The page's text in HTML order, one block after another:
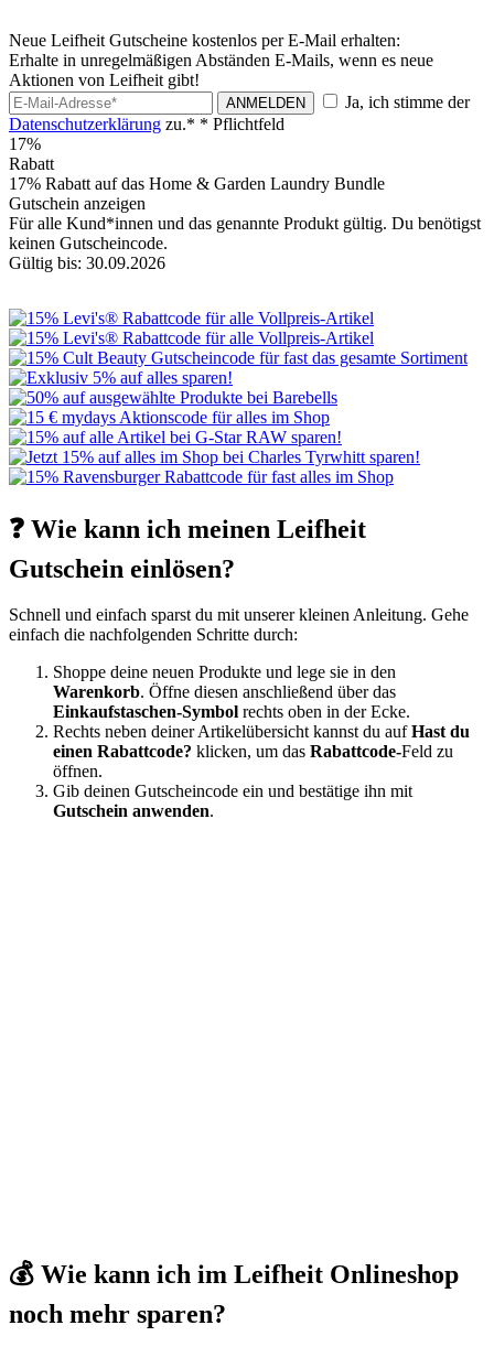
Neue Leifheit Gutscheine kostenlos per E-Mail erhalten:
Erhalte in unregelmäßigen Abständen E-Mails, wenn es neue
Aktionen von Leifheit gibt!
ANMELDEN
Ja, ich stimme der
Datenschutzerklärung zu.* * Pflichtfeld
17%
Rabatt
17% Rabatt auf das Home & Garden Laundry Bundle
Gutschein anzeigen
Für alle Kund*innen und das genannte Produkt gültig. Du benötigst
keinen Gutscheincode.
Gültig bis: 30.09.2026
❓ Wie kann ich meinen Leifheit
Gutschein einlösen?
Schnell und einfach sparst du mit unserer kleinen Anleitung. Gehe
einfach die nachfolgenden Schritte durch:
Shoppe deine neuen Produkte und lege sie in den
Warenkorb. Öffne diesen anschließend über das
Einkaufstaschen-Symbol rechts oben in der Ecke.
Rechts neben deiner Artikelübersicht kannst du aufHast du
einen Rabattcode? klicken, um das Rabattcode-Feld zu
öffnen.
Gib deinen Gutscheincode ein und bestätige ihn mit
Gutschein anwenden.
💰 Wie kann ich im Leifheit Onlineshop
noch mehr sparen?